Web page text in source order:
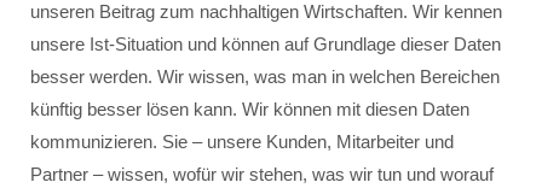
unseren Beitrag zum nachhaltigen Wirtschaften. Wir kennen
unsere Ist-Situation und können auf Grundlage dieser Daten
besser werden. Wir wissen, was man in welchen Bereichen
künftig besser lösen kann. Wir können mit diesen Daten
kommunizieren. Sie – unsere Kunden, Mitarbeiter und
Partner – wissen, wofür wir stehen, was wir tun und worauf